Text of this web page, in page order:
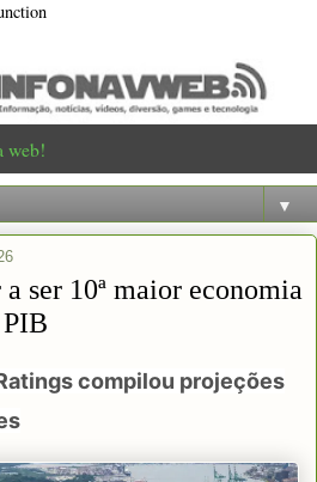
web!
▼
ser 10ª maior economia
compilou projeções